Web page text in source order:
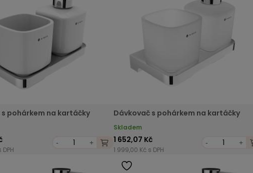
s pohárkem na kartáčky
- +
Dávkovač s pohárkem na kartáčky
Skladem
1 652,07 Kč
1 999,00 Kč s DPH
- +